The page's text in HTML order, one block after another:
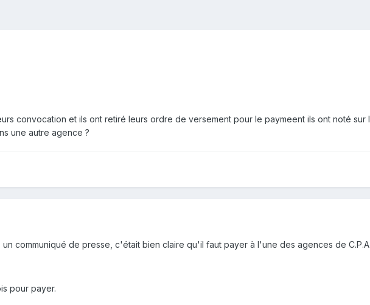
convocation et ils ont retiré leurs ordre de versement pour le paymeent ils ont noté
une autre agence ?
communiqué de presse, c'était bien claire qu'il faut payer à l'une des agences de
pour payer.